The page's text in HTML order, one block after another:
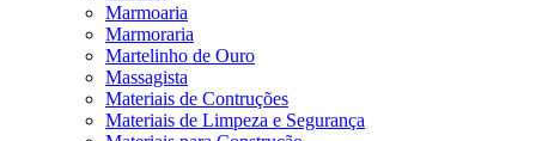
Marmoaria
Marmoraria
Martelinho de Ouro
Massagista
Materiais de Contruções
Materiais de Limpeza e Segurança